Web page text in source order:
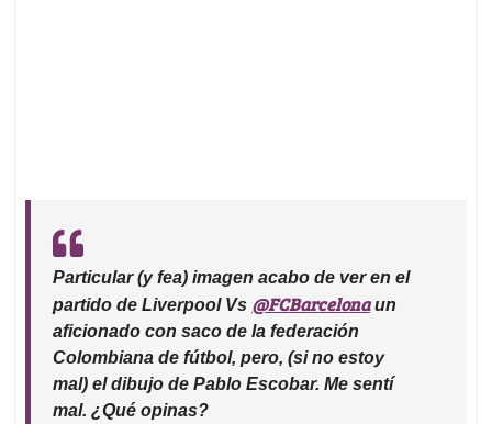
Particular (y fea) imagen acabo de ver en el
partido de Liverpool Vs @FCBarcelonaun
aficionado con saco de la federación
Colombiana de fútbol, pero, (si no estoy
mal) el dibujo de Pablo Escobar. Me sentí
mal. ¿Qué opinas?